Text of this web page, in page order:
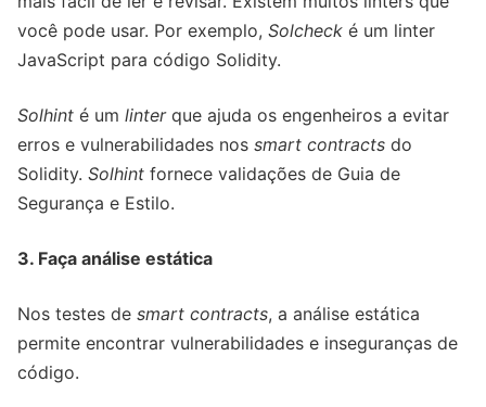
você pode usar. Por exemplo, Solcheck é um linter
JavaScript para código Solidity.
Solhint é um linterque ajuda os engenheiros a evitar
erros e vulnerabilidades nos smart contracts do
Solidity. Solhint fornece validações de Guia de
Segurança e Estilo.
3. Faça análise estática
Nos testes de smart contracts, a análise estática
permite encontrar vulnerabilidades e inseguranças de
código.